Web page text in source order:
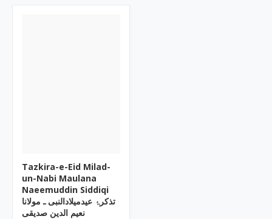
Tazkira-e-Eid Milad-
un-Nabi Maulana
Naeemuddin Siddiqi
تذکرۂ عیدمیلادالنبی ـ مولانا
نعیم الدین صدیقی